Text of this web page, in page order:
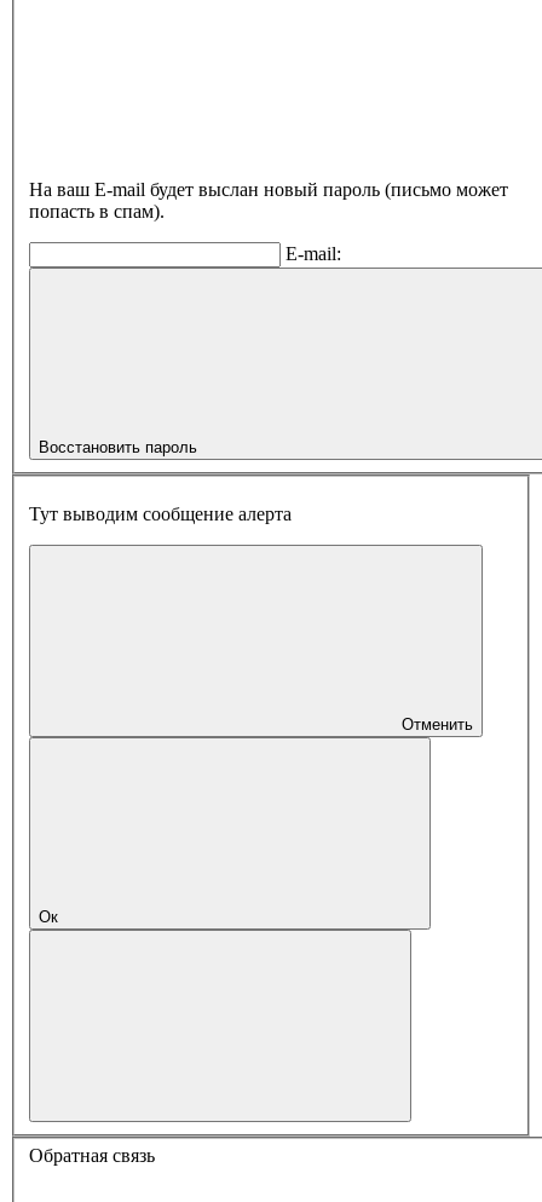
На ваш E-mail будет выслан новый пароль (письмо может
попасть в спам).
E-mail:
Восстановить пароль
Тут выводим сообщение алерта
Отменить
Ок
Обратная связь